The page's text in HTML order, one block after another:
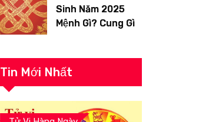
Sinh Năm 2025
Mệnh Gì? Cung Gì,
Tin Mới Nhất